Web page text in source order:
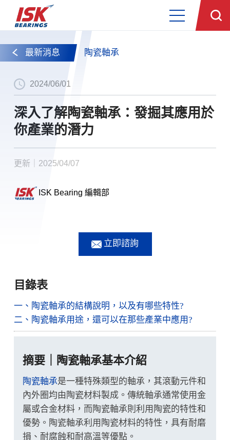
最新消息 陶瓷軸承
2024/06/01
深入了解陶瓷軸承：發掘其應用於
你產業的潛力
更新｜2025/04/07
ISK Bearing 編輯部
立即諮詢
目錄表
一、陶瓷軸承的結構說明，以及有哪些特性?
二、陶瓷軸承用途，還可以在那些產業中應用?
摘要｜陶瓷軸承基本介紹
陶瓷軸承是一種特殊類型的軸承，其滾動元件和
內外圈均由陶瓷材料製成。傳統軸承通常使用金
屬或合金材料，而陶瓷軸承則利用陶瓷的特性和
優勢。陶瓷軸承利用陶瓷材料的特性，具有耐磨
損、耐腐蝕和耐高溫等優點。